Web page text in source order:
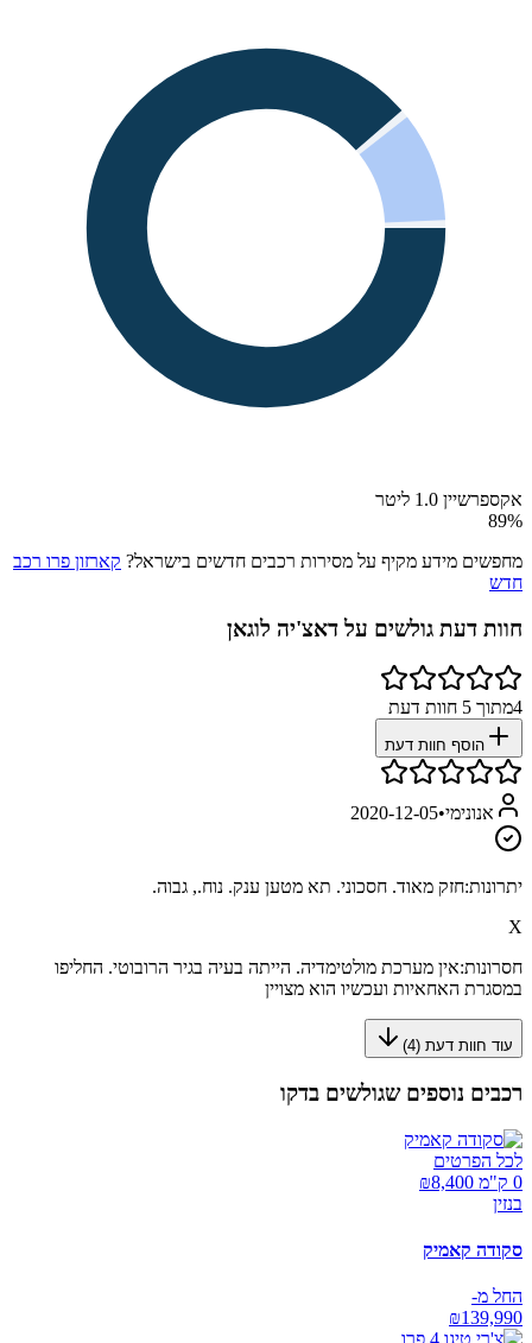
אקספרשיין 1.0 ליטר
89%
מחפשים מידע מקיף על מסירות רכבים חדשים בישראל? קארזון פרו רכב
חדש
חוות דעת גולשים עלדאצ'יה לוגאן
4מתוך 5 חוות דעת
הוסף חוות דעת
אנונימי•
2020-12-05
יתרונות:חזק מאוד. חסכוני. תא מטען ענק. נוח., גבוה.
X
חסרונות:אין מערכת מולטימדיה. הייתה בעיה בגיר הרובוטי. החליפו
במסגרת האחאיות ועכשיו הוא מצויין
עוד חוות דעת (4
)
רכבים נוספים שגולשים בדקו
לכל הפרטים
0 ק"מ ₪
8,400
בנזין
סקודה קאמיק
החל מ-
₪139,990